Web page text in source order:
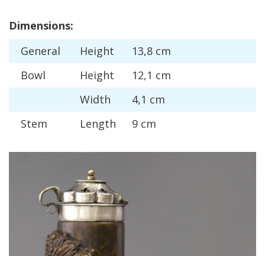
Dimensions:
General
Height 13,8 cm
Bowl
Height 12,1 cm
Width
4,1 cm
Stem
Length 9 cm